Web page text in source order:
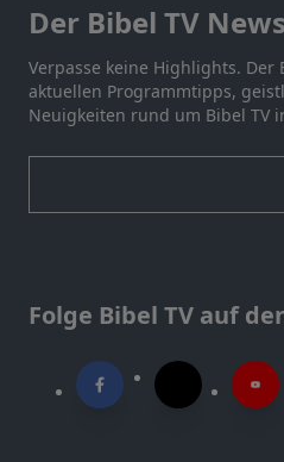
Der Bibel TV
Verpasse keine Highlights. Der
aktuellen Programmtipps,
Neuigkeiten rund um Bibel TV
Folge Bibel TV auf